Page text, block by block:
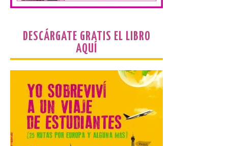
cancela la temporada de
la escasez de agua
Esta medida afecta a los
espectáculos nocturnos
de la Fuente Baños de
Diana previstos para los
días 8, 15 y 22 de agosto,
así como al encendido extraordinario del
día 25. La reserva de agua en el estanque
«El Mar», […]
DESCÁRGATE GRATIS EL LIBRO
AQUÍ